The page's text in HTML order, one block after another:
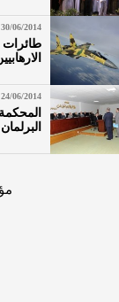
30/06/2014
24/06/2014